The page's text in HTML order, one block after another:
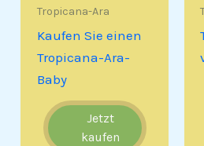
Tropicana-Ara
Kaufen Sie einen
Tropicana-Ara-
Baby
Jetzt
kaufen